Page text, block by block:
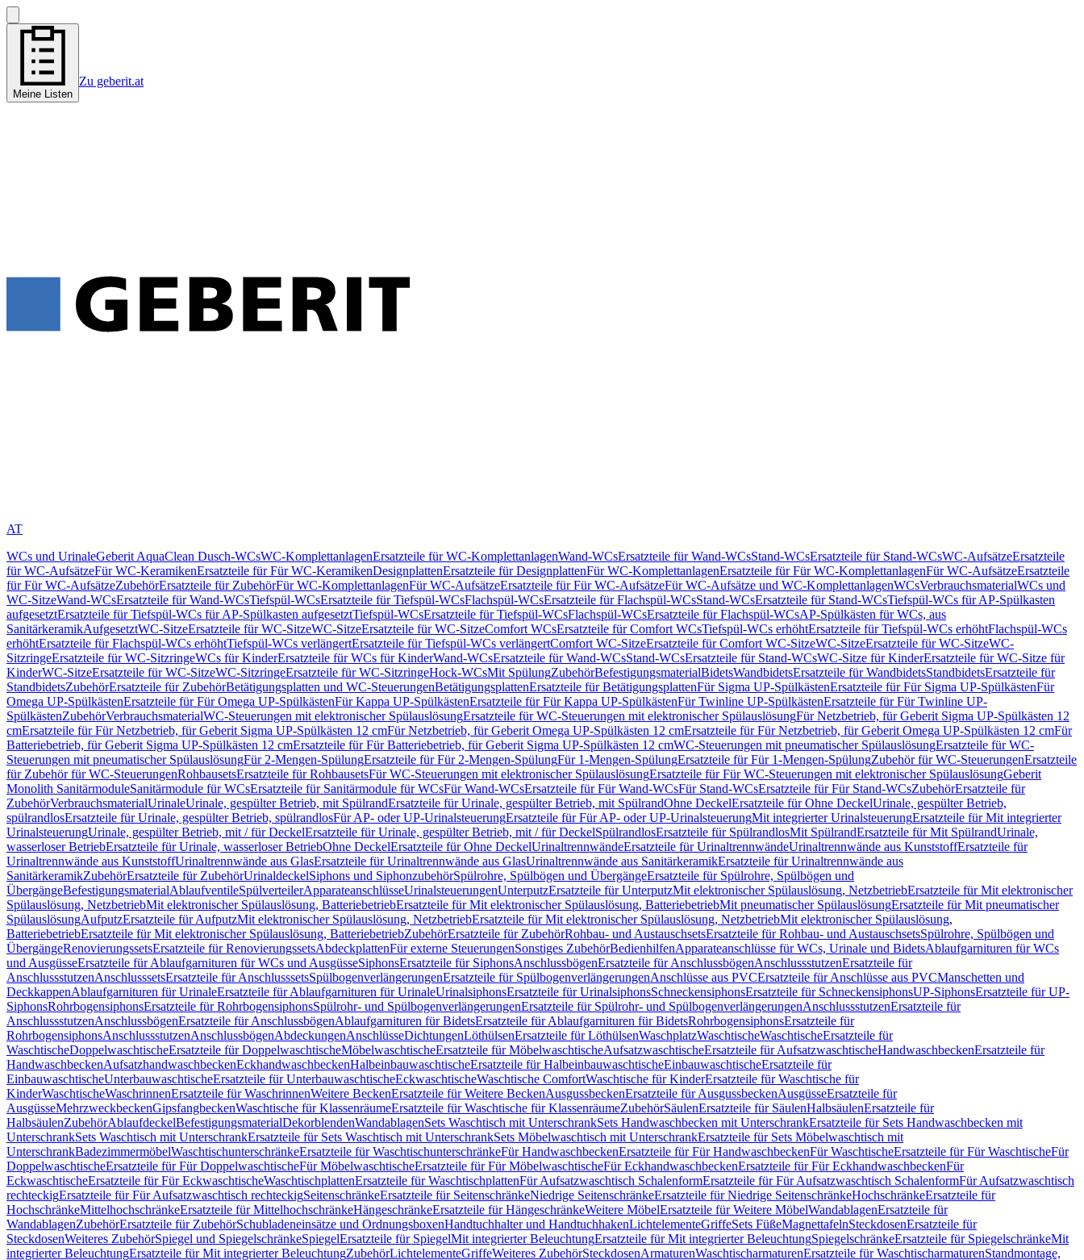
Meine Listen
Zu geberit.at
AT
WCs und UrinaleGeberit AquaClean Dusch-WCsWC-KomplettanlagenErsatzteile für WC-KomplettanlagenWand-WCsErsatzteile für Wand-WCsStand-WCsErsatzteile für Stand-WCsWC-AufsätzeErsatzteile
für WC-AufsätzeFür WC-KeramikenErsatzteile für Für WC-KeramikenDesignplattenErsatzteile für DesignplattenFür WC-KomplettanlagenErsatzteile für Für WC-KomplettanlagenFür WC-AufsätzeErsatzteile
für Für WC-AufsätzeZubehörErsatzteile für ZubehörFür WC-KomplettanlagenFür WC-AufsätzeErsatzteile für Für WC-AufsätzeFür WC-Aufsätze und WC-KomplettanlagenWCsVerbrauchsmaterialWCs und
WC-SitzeWand-WCsErsatzteile für Wand-WCsTiefspül-WCsErsatzteile für Tiefspül-WCsFlachspül-WCsErsatzteile für Flachspül-WCsStand-WCsErsatzteile für Stand-WCsTiefspül-WCs für AP-Spülkasten
aufgesetztErsatzteile für Tiefspül-WCs für AP-Spülkasten aufgesetztTiefspül-WCsErsatzteile für Tiefspül-WCsFlachspül-WCsErsatzteile für Flachspül-WCsAP-Spülkästen für WCs, aus
SanitärkeramikAufgesetztWC-SitzeErsatzteile für WC-SitzeWC-SitzeErsatzteile für WC-SitzeComfort WCsErsatzteile für Comfort WCsTiefspül-WCs erhöhtErsatzteile für Tiefspül-WCs erhöhtFlachspül-WCs
erhöhtErsatzteile für Flachspül-WCs erhöhtTiefspül-WCs verlängertErsatzteile für Tiefspül-WCs verlängertComfort WC-SitzeErsatzteile für Comfort WC-SitzeWC-SitzeErsatzteile für WC-SitzeWC-
SitzringeErsatzteile für WC-SitzringeWCs für KinderErsatzteile für WCs für KinderWand-WCsErsatzteile für Wand-WCsStand-WCsErsatzteile für Stand-WCsWC-Sitze für KinderErsatzteile für WC-Sitze für
KinderWC-SitzeErsatzteile für WC-SitzeWC-SitzringeErsatzteile für WC-SitzringeHock-WCsMit SpülungZubehörBefestigungsmaterialBidetsWandbidetsErsatzteile für WandbidetsStandbidetsErsatzteile für
StandbidetsZubehörErsatzteile für ZubehörBetätigungsplatten und WC-SteuerungenBetätigungsplattenErsatzteile für BetätigungsplattenFür Sigma UP-SpülkästenErsatzteile für Für Sigma UP-SpülkästenFür
Omega UP-SpülkästenErsatzteile für Für Omega UP-SpülkästenFür Kappa UP-SpülkästenErsatzteile für Für Kappa UP-SpülkästenFür Twinline UP-SpülkästenErsatzteile für Für Twinline UP-
SpülkästenZubehörVerbrauchsmaterialWC-Steuerungen mit elektronischer SpülauslösungErsatzteile für WC-Steuerungen mit elektronischer SpülauslösungFür Netzbetrieb, für Geberit Sigma UP-Spülkästen 12
cmErsatzteile für Für Netzbetrieb, für Geberit Sigma UP-Spülkästen 12 cmFür Netzbetrieb, für Geberit Omega UP-Spülkästen 12 cmErsatzteile für Für Netzbetrieb, für Geberit Omega UP-Spülkästen 12 cmFür
Batteriebetrieb, für Geberit Sigma UP-Spülkästen 12 cmErsatzteile für Für Batteriebetrieb, für Geberit Sigma UP-Spülkästen 12 cmWC-Steuerungen mit pneumatischer SpülauslösungErsatzteile für WC-
Steuerungen mit pneumatischer SpülauslösungFür 2-Mengen-SpülungErsatzteile für Für 2-Mengen-SpülungFür 1-Mengen-SpülungErsatzteile für Für 1-Mengen-SpülungZubehör für WC-SteuerungenErsatzteile
für Zubehör für WC-SteuerungenRohbausetsErsatzteile für RohbausetsFür WC-Steuerungen mit elektronischer SpülauslösungErsatzteile für Für WC-Steuerungen mit elektronischer SpülauslösungGeberit
Monolith SanitärmoduleSanitärmodule für WCsErsatzteile für Sanitärmodule für WCsFür Wand-WCsErsatzteile für Für Wand-WCsFür Stand-WCsErsatzteile für Für Stand-WCsZubehörErsatzteile für
ZubehörVerbrauchsmaterialUrinaleUrinale, gespülter Betrieb, mit SpülrandErsatzteile für Urinale, gespülter Betrieb, mit SpülrandOhne DeckelErsatzteile für Ohne DeckelUrinale, gespülter Betrieb,
spülrandlosErsatzteile für Urinale, gespülter Betrieb, spülrandlosFür AP- oder UP-UrinalsteuerungErsatzteile für Für AP- oder UP-UrinalsteuerungMit integrierter UrinalsteuerungErsatzteile für Mit integrierter
UrinalsteuerungUrinale, gespülter Betrieb, mit / für DeckelErsatzteile für Urinale, gespülter Betrieb, mit / für DeckelSpülrandlosErsatzteile für SpülrandlosMit SpülrandErsatzteile für Mit SpülrandUrinale,
wasserloser BetriebErsatzteile für Urinale, wasserloser BetriebOhne DeckelErsatzteile für Ohne DeckelUrinaltrennwändeErsatzteile für UrinaltrennwändeUrinaltrennwände aus KunststoffErsatzteile für
Urinaltrennwände aus KunststoffUrinaltrennwände aus GlasErsatzteile für Urinaltrennwände aus GlasUrinaltrennwände aus SanitärkeramikErsatzteile für Urinaltrennwände aus
SanitärkeramikZubehörErsatzteile für ZubehörUrinaldeckelSiphons und SiphonzubehörSpülrohre, Spülbögen und ÜbergängeErsatzteile für Spülrohre, Spülbögen und
ÜbergängeBefestigungsmaterialAblaufventileSpülverteilerApparateanschlüsseUrinalsteuerungenUnterputzErsatzteile für UnterputzMit elektronischer Spülauslösung, NetzbetriebErsatzteile für Mit elektronischer
Spülauslösung, NetzbetriebMit elektronischer Spülauslösung, BatteriebetriebErsatzteile für Mit elektronischer Spülauslösung, BatteriebetriebMit pneumatischer SpülauslösungErsatzteile für Mit pneumatischer
SpülauslösungAufputzErsatzteile für AufputzMit elektronischer Spülauslösung, NetzbetriebErsatzteile für Mit elektronischer Spülauslösung, NetzbetriebMit elektronischer Spülauslösung,
BatteriebetriebErsatzteile für Mit elektronischer Spülauslösung, BatteriebetriebZubehörErsatzteile für ZubehörRohbau- und AustauschsetsErsatzteile für Rohbau- und AustauschsetsSpülrohre, Spülbögen und
ÜbergängeRenovierungssetsErsatzteile für RenovierungssetsAbdeckplattenFür externe SteuerungenSonstiges ZubehörBedienhilfenApparateanschlüsse für WCs, Urinale und BidetsAblaufgarnituren für WCs
und AusgüsseErsatzteile für Ablaufgarnituren für WCs und AusgüsseSiphonsErsatzteile für SiphonsAnschlussbögenErsatzteile für AnschlussbögenAnschlussstutzenErsatzteile für
AnschlussstutzenAnschlusssetsErsatzteile für AnschlusssetsSpülbogenverlängerungenErsatzteile für SpülbogenverlängerungenAnschlüsse aus PVCErsatzteile für Anschlüsse aus PVCManschetten und
DeckkappenAblaufgarnituren für UrinaleErsatzteile für Ablaufgarnituren für UrinaleUrinalsiphonsErsatzteile für UrinalsiphonsSchneckensiphonsErsatzteile für SchneckensiphonsUP-SiphonsErsatzteile für UP-
SiphonsRohrbogensiphonsErsatzteile für RohrbogensiphonsSpülrohr- und SpülbogenverlängerungenErsatzteile für Spülrohr- und SpülbogenverlängerungenAnschlussstutzenErsatzteile für
AnschlussstutzenAnschlussbögenErsatzteile für AnschlussbögenAblaufgarnituren für BidetsErsatzteile für Ablaufgarnituren für BidetsRohrbogensiphonsErsatzteile für
RohrbogensiphonsAnschlussstutzenAnschlussbögenAbdeckungenAnschlüsseDichtungenLöthülsenErsatzteile für LöthülsenWaschplatzWaschtischeWaschtischeErsatzteile für
WaschtischeDoppelwaschtischeErsatzteile für DoppelwaschtischeMöbelwaschtischeErsatzteile für MöbelwaschtischeAufsatzwaschtischeErsatzteile für AufsatzwaschtischeHandwaschbeckenErsatzteile für
HandwaschbeckenAufsatzhandwaschbeckenEckhandwaschbeckenHalbeinbauwaschtischeErsatzteile für HalbeinbauwaschtischeEinbauwaschtischeErsatzteile für
EinbauwaschtischeUnterbauwaschtischeErsatzteile für UnterbauwaschtischeEckwaschtischeWaschtische ComfortWaschtische für KinderErsatzteile für Waschtische für
KinderWaschtischeWaschrinnenErsatzteile für WaschrinnenWeitere BeckenErsatzteile für Weitere BeckenAusgussbeckenErsatzteile für AusgussbeckenAusgüsseErsatzteile für
AusgüsseMehrzweckbeckenGipsfangbeckenWaschtische für KlassenräumeErsatzteile für Waschtische für KlassenräumeZubehörSäulenErsatzteile für SäulenHalbsäulenErsatzteile für
HalbsäulenZubehörAblaufdeckelBefestigungsmaterialDekorblendenWandablagenSets Waschtisch mit UnterschrankSets Handwaschbecken mit UnterschrankErsatzteile für Sets Handwaschbecken mit
UnterschrankSets Waschtisch mit UnterschrankErsatzteile für Sets Waschtisch mit UnterschrankSets Möbelwaschtisch mit UnterschrankErsatzteile für Sets Möbelwaschtisch mit
UnterschrankBadezimmermöbelWaschtischunterschränkeErsatzteile für WaschtischunterschränkeFür HandwaschbeckenErsatzteile für Für HandwaschbeckenFür WaschtischeErsatzteile für Für WaschtischeFür
DoppelwaschtischeErsatzteile für Für DoppelwaschtischeFür MöbelwaschtischeErsatzteile für Für MöbelwaschtischeFür EckhandwaschbeckenErsatzteile für Für EckhandwaschbeckenFür
EckwaschtischeErsatzteile für Für EckwaschtischeWaschtischplattenErsatzteile für WaschtischplattenFür Aufsatzwaschtisch SchalenformErsatzteile für Für Aufsatzwaschtisch SchalenformFür Aufsatzwaschtisch
rechteckigErsatzteile für Für Aufsatzwaschtisch rechteckigSeitenschränkeErsatzteile für SeitenschränkeNiedrige SeitenschränkeErsatzteile für Niedrige SeitenschränkeHochschränkeErsatzteile für
HochschränkeMittelhochschränkeErsatzteile für MittelhochschränkeHängeschränkeErsatzteile für HängeschränkeWeitere MöbelErsatzteile für Weitere MöbelWandablagenErsatzteile für
WandablagenZubehörErsatzteile für ZubehörSchubladeneinsätze und OrdnungsboxenHandtuchhalter und HandtuchhakenLichtelementeGriffeSets FüßeMagnettafelnSteckdosenErsatzteile für
SteckdosenWeiteres ZubehörSpiegel und SpiegelschränkeSpiegelErsatzteile für SpiegelMit integrierter BeleuchtungErsatzteile für Mit integrierter BeleuchtungSpiegelschränkeErsatzteile für SpiegelschränkeMit
integrierter BeleuchtungErsatzteile für Mit integrierter BeleuchtungZubehörLichtelementeGriffeWeiteres ZubehörSteckdosenArmaturenWaschtischarmaturenErsatzteile für WaschtischarmaturenStandmontage,